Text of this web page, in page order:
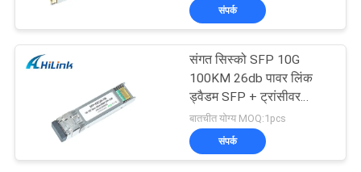
संपर्क
संगत सिस्को SFP 10G
100KM 26db पावर लिंक
ड्वैडम SFP + ट्रांसीवर
मॉड्यूल
बातचीत योग्य MOQ:1pcs
संपर्क